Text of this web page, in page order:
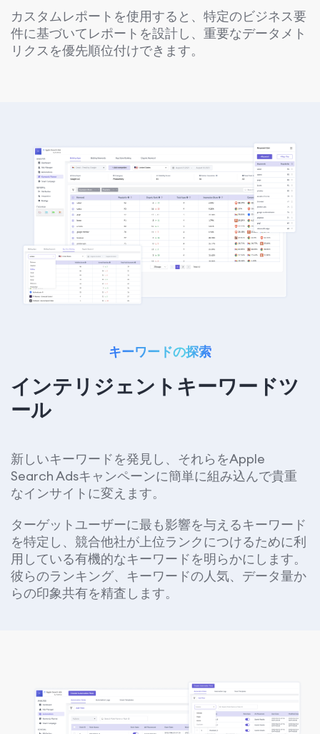
カスタムレポートを使用すると、特定のビジネス要
件に基づいてレポートを設計し、重要なデータメト
リクスを優先順位付けできます。
キーワードの探索
インテリジェントキーワードツ
ール
新しいキーワードを発見し、それらをApple
Search Adsキャンペーンに簡単に組み込んで貴重
なインサイトに変えます。
ターゲットユーザーに最も影響を与えるキーワード
を特定し、競合他社が上位ランクにつけるために利
用している有機的なキーワードを明らかにします。
彼らのランキング、キーワードの人気、データ量か
らの印象共有を精査します。